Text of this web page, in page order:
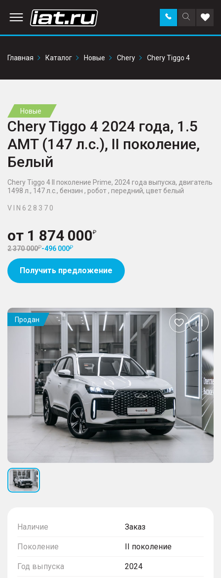
Поиск
по
Заказать
звонок в
Главная
Каталог Новые Chery Chery Tiggo 4
Новые
Chery Tiggo 4 2024 года, 1.5
AMT (147 л.с.), II поколение,
Белый
Chery Tiggo 4 II поколение Prime, 2024 года выпуска, двигатель
1498 л., 147 л.с., бензин , робот , передний, цвет белый
V I N 6 2 8 3 7 0
от 1 874 000
2 370 000 -496 000
Получить предложение
Наличие Заказ
Поколение II поколение
Год выпуска 2024
Продан
Добавить
в
избранное